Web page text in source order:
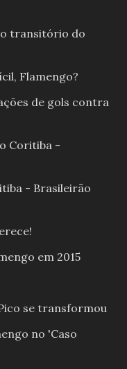
transitório do
Flamengo?
de gols contra
Coritiba -
- Brasileirão
em 2015
se transformou
no 'Caso